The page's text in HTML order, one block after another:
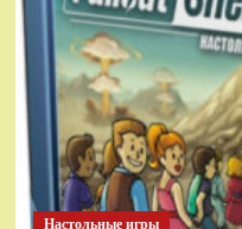
Настольные игры